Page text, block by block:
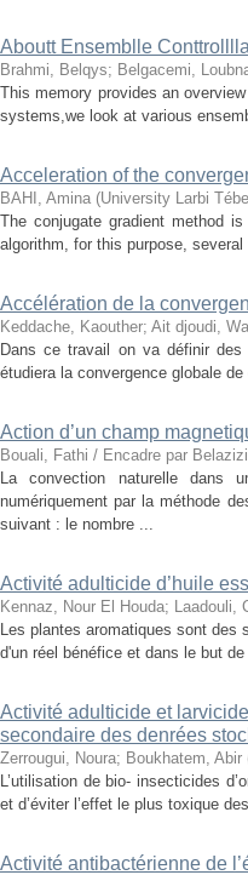
Aboutt Ensemblle
Brahmi, Belqys; Belgacemi,
This memory provides an
systems,we look at various
Acceleration of the
BAHI, Amina (University Larbi
The conjugate gradient method
algorithm, for this purpose,
Accélération de la
Keddache, Kaouther; Ait djoudi,
Dans ce travail on va définir
étudiera la convergence globale
Action d’un champ
Bouali, Fathi / Encadre par
La convection naturelle dans
numériquement par la méthode
suivant : le nombre ...
Activité adulticide d’huile
Kennaz, Nour El Houda; Laadouli,
Les plantes aromatiques sont des
d'un réel bénéfice et dans le but
Activité adulticide et
secondaire des denrées
Zerrougui, Noura; Boukhatem, Abir
L’utilisation de bio- insecticides
et d’éviter l’effet le plus toxique
Activité antibactérienne de